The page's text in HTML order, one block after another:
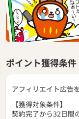
ポイント獲得条件
アフィリエイト広告
【獲得対象条件】
契約完了から32日間